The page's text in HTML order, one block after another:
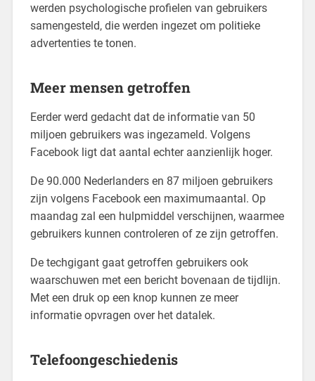
werden psychologische profielen van gebruikers
samengesteld, die werden ingezet om politieke
advertenties te tonen.
Meer mensen getroffen
Eerder werd gedacht dat de informatie van 50
miljoen gebruikers was ingezameld. Volgens
Facebook ligt dat aantal echter aanzienlijk hoger.
De 90.000 Nederlanders en 87 miljoen gebruikers
zijn volgens Facebook een maximumaantal. Op
maandag zal een hulpmiddel verschijnen, waarmee
gebruikers kunnen controleren of ze zijn getroffen.
De techgigant gaat getroffen gebruikers ook
waarschuwen met een bericht bovenaan de tijdlijn.
Met een druk op een knop kunnen ze meer
informatie opvragen over het datalek.
Telefoongeschiedenis